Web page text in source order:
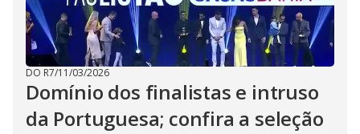
DO R7/11/03/2026
Domínio dos finalistas e intruso
da Portuguesa; confira a seleção